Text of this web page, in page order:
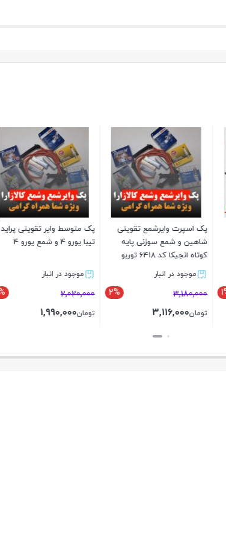
پک اسپرت وایرشمع تقویتی
شاهین و شمع سوزنی پایه
کوتاه انجیکا کد 6418 توربو
موجود در انبار
2% 3,180,000
تومان3,116,000
پک متوسط وایر تقویتی پراید و
تیبا یورو 4 و شمع یورو 4
موجود در انبار
1% 2,020,000
تومان1,990,000